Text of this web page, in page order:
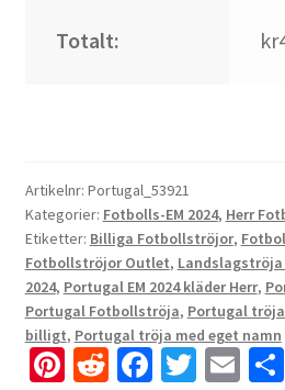
Totalt:
Artikelnr: Portugal_53921
Kategorier: Fotbolls-EM 2024, Herr
Etiketter: Billiga Fotbollströjor,
Fotbollströjor Outlet,
2024, Portugal EM 2024 kläder Herr,
Portugal Fotbollströja, Portugal tröja
billigt, Portugal tröja med eget namn
Pi R Fa T E D